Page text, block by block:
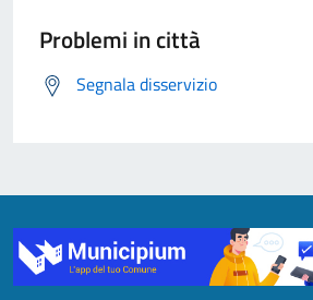
Problemi in città
Segnala disservizio